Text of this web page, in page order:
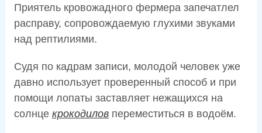
Приятель кровожадного фермера запечатлел
расправу, сопровождаемую глухими звуками
над рептилиями.
Судя по кадрам записи, молодой человек уже
давно использует проверенный способ и при
помощи лопаты заставляет нежащихся на
солнце крокодиловпереместиться в водоём.